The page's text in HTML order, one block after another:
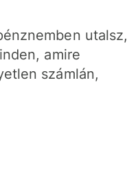
utalsz,
amire
számlán,